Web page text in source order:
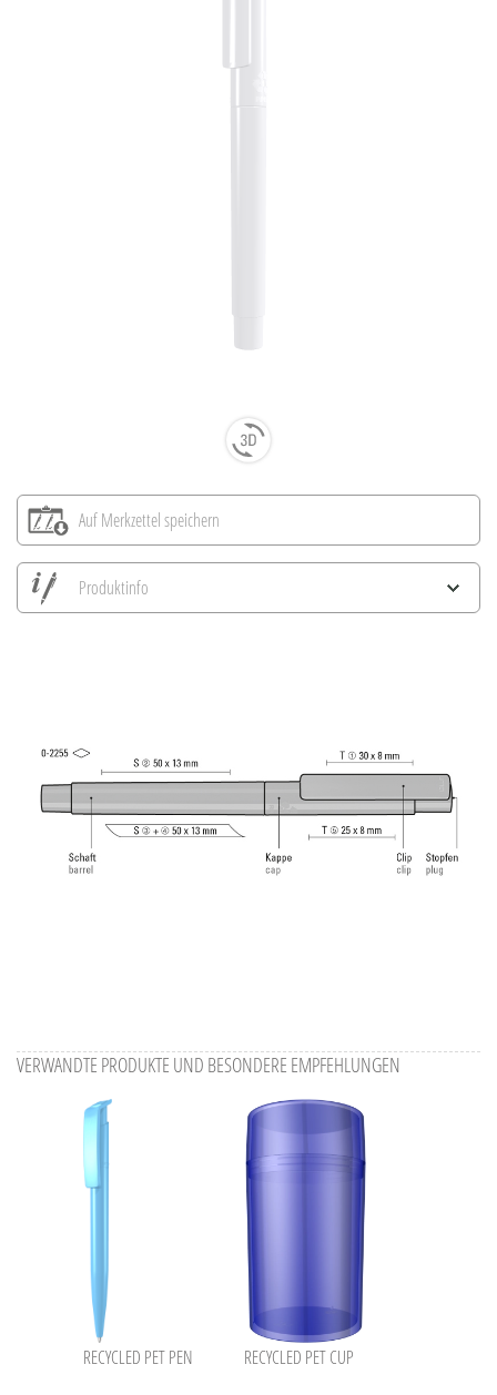
Auf Merkzettel speichern
Produktinfo
VERWANDTE PRODUKTE UND BESONDERE EMPFEHLUNGEN
RECYCLED PET PEN RECYCLED PET CUP